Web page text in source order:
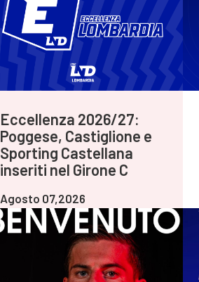
Eccellenza 2026/27:
Poggese, Castiglione e
Sporting Castellana
inseriti nel Girone C
Agosto 07,2026